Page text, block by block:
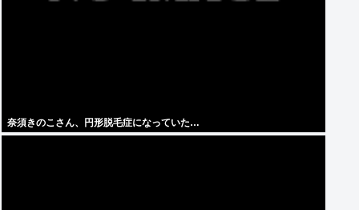
奈須きのこさん、円形脱毛症になっていた…